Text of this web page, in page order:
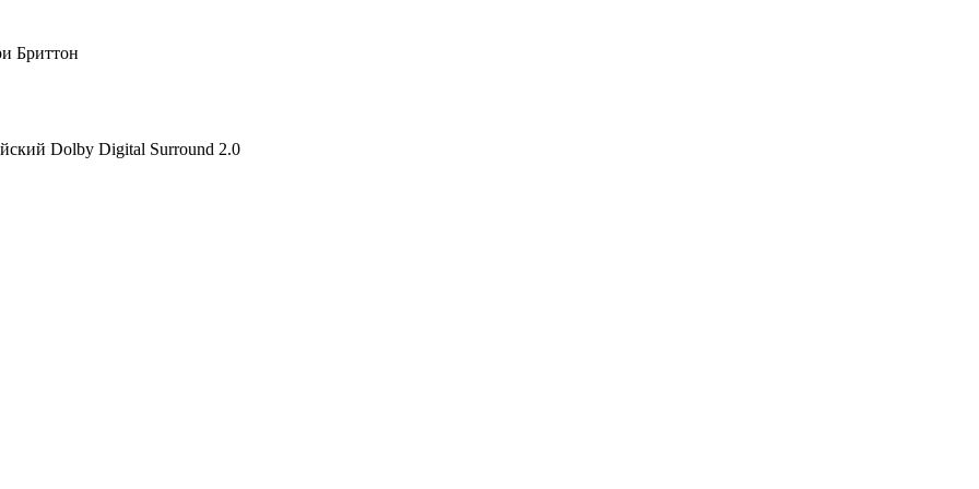
Бриттон
Dolby Digital Surround 2.0